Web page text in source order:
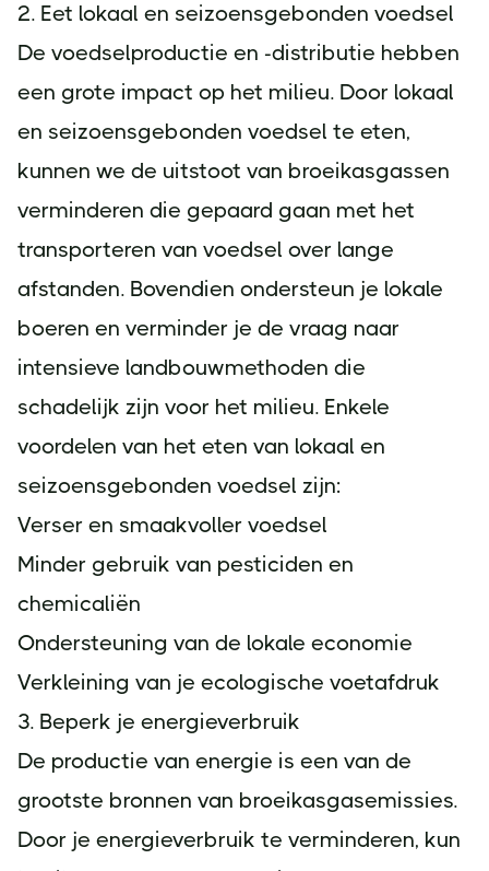
2. Eet lokaal en seizoensgebonden voedsel
De voedselproductie en -distributie hebben
een grote impact op het milieu. Door lokaal
en seizoensgebonden voedsel te eten,
kunnen we de uitstoot van broeikasgassen
verminderen die gepaard gaan met het
transporteren van voedsel over lange
afstanden. Bovendien ondersteun je lokale
boeren en verminder je de vraag naar
intensieve landbouwmethoden die
schadelijk zijn voor het milieu. Enkele
voordelen van het eten van lokaal en
seizoensgebonden voedsel zijn:
Verser en smaakvoller voedsel
Minder gebruik van pesticiden en
chemicaliën
Ondersteuning van de lokale economie
Verkleining van je ecologische voetafdruk
3. Beperk je energieverbruik
De productie van energie is een van de
grootste bronnen van broeikasgasemissies.
Door je energieverbruik te verminderen, kun